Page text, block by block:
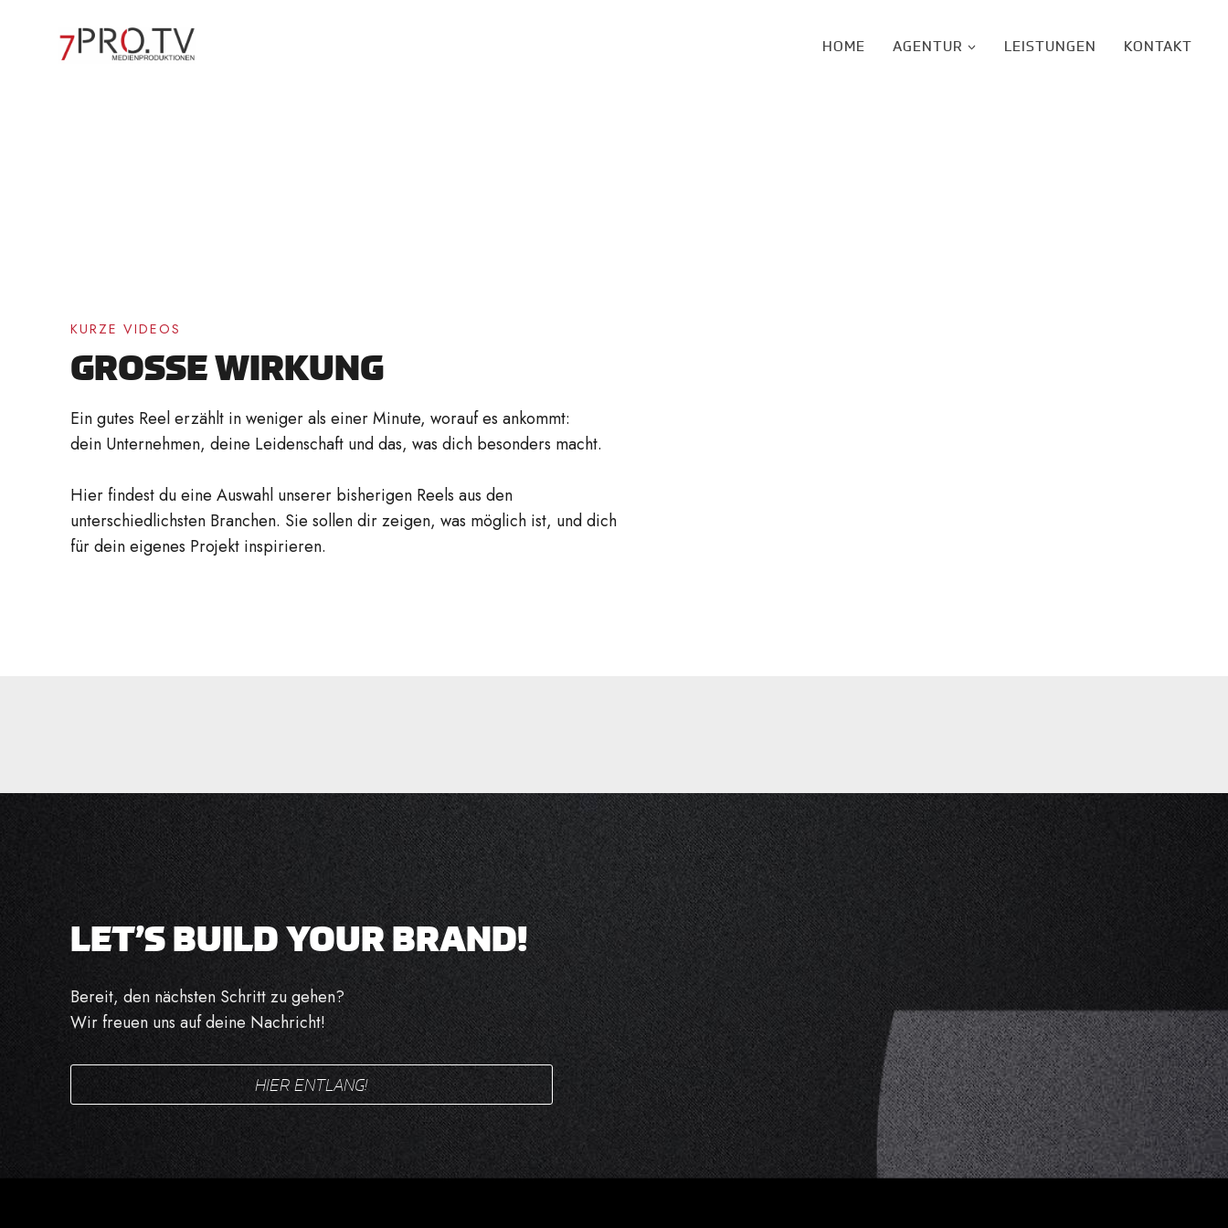
HOME AGENTUR LEISTUNGEN KONTAKT
KURZE VIDEOS
GROSSE WIRKUNG
Ein gutes Reel erzählt in weniger als einer Minute, worauf es ankommt:
dein Unternehmen, deine Leidenschaft und das, was dich besonders macht.
Hier findest du eine Auswahl unserer bisherigen Reels aus den
unterschiedlichsten Branchen. Sie sollen dir zeigen, was möglich ist, und dich
für dein eigenes Projekt inspirieren.
LET’S BUILD YOUR BRAND!
Bereit, den nächsten Schritt zu gehen?
Wir freuen uns auf deine Nachricht!
HIER ENTLANG!